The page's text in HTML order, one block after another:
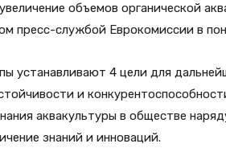
объемов органической
пресс-службой Еврокомиссии в
устанавливают 4 цели для
и
аквакультуры в обществе
знаний и инноваций.